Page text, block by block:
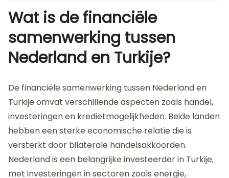
Wat is de financiële
samenwerking tussen
Nederland en Turkije?
De financiële samenwerking tussen Nederland en
Turkije omvat verschillende aspecten zoals handel,
investeringen en kredietmogelijkheden. Beide landen
hebben een sterke economische relatie die is
versterkt door bilaterale handelsakkoorden.
Nederland is een belangrijke investeerder in Turkije,
met investeringen in sectoren zoals energie,